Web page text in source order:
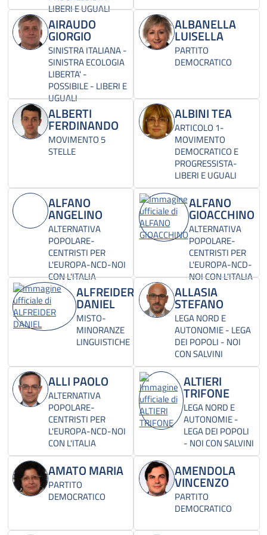
LIBERI E UGUALI
AIRAUDO
GIORGIO
SINISTRA ITALIANA -
SINISTRA ECOLOGIA
LIBERTA' -
POSSIBILE - LIBERI E
UGUALI
ALBANELLA
LUISELLA
PARTITO
DEMOCRATICO
ALBERTI
FERDINANDO
MOVIMENTO 5
STELLE
ALBINI TEA
ARTICOLO 1-
MOVIMENTO
DEMOCRATICO E
PROGRESSISTA-
LIBERI E UGUALI
ALFANO
ANGELINO
ALTERNATIVA
POPOLARE-
CENTRISTI PER
L'EUROPA-NCD-NOI
CON L'ITALIA
ALFANO
GIOACCHINO
ALTERNATIVA
POPOLARE-
CENTRISTI PER
L'EUROPA-NCD-
NOI CON L'ITALIA
ALFREIDER
DANIEL
MISTO-
MINORANZE
LINGUISTICHE
ALLASIA
STEFANO
LEGA NORD E
AUTONOMIE - LEGA
DEI POPOLI - NOI
CON SALVINI
ALLI PAOLO
ALTERNATIVA
POPOLARE-
CENTRISTI PER
L'EUROPA-NCD-NOI
CON L'ITALIA
ALTIERI
TRIFONE
LEGA NORD E
AUTONOMIE -
LEGA DEI POPOLI
- NOI CON SALVINI
AMATO MARIA
PARTITO
DEMOCRATICO
AMENDOLA
VINCENZO
PARTITO
DEMOCRATICO